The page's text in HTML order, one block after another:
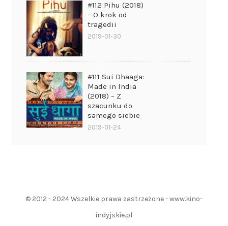
#112 Pihu (2018)
– O krok od
tragedii
2019-01-30
#111 Sui Dhaaga:
Made in India
(2018) – Z
szacunku do
samego siebie
2019-01-24
© 2012 - 2024 Wszelkie prawa zastrzeżone - www.kino-
indyjskie.pl